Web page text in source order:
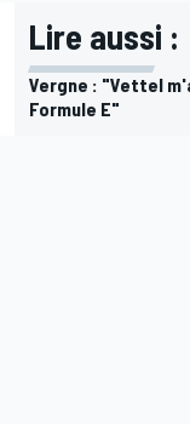
Lire aussi :
Vergne : "Vettel
Formule E"